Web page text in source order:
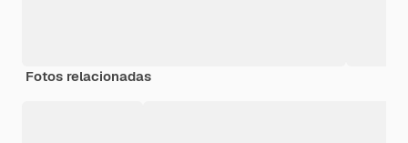
Fotos relacionadas